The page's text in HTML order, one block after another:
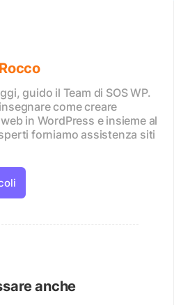
guido il Team di SOS WP.
come creare
in WordPress e insieme al
forniamo assistenza siti
anche